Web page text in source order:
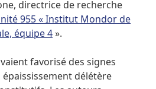
directrice de recherche
955 « Institut Mondor de
équipe 4».
favorisé des signes
délétère